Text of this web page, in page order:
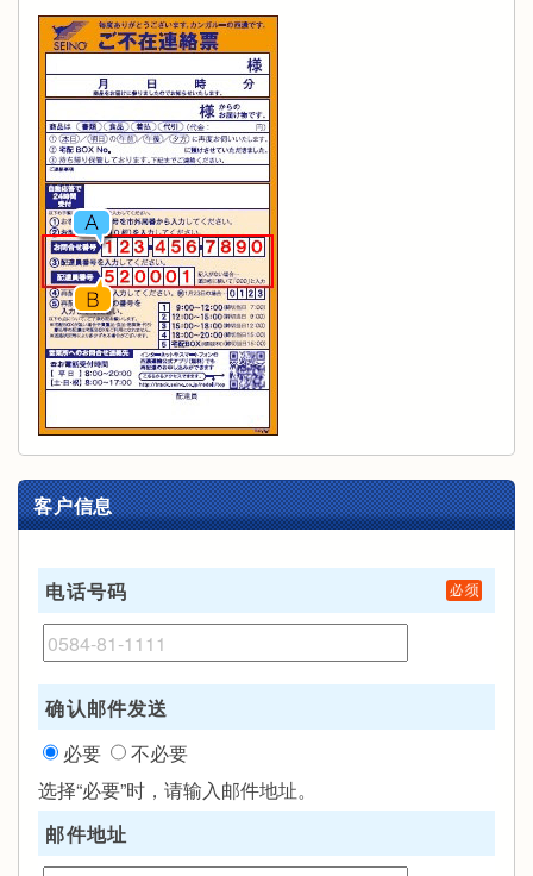
客户信息
电话号码
确认邮件发送
必要
不必要
选择“必要”时，请输入邮件地址。
邮件地址